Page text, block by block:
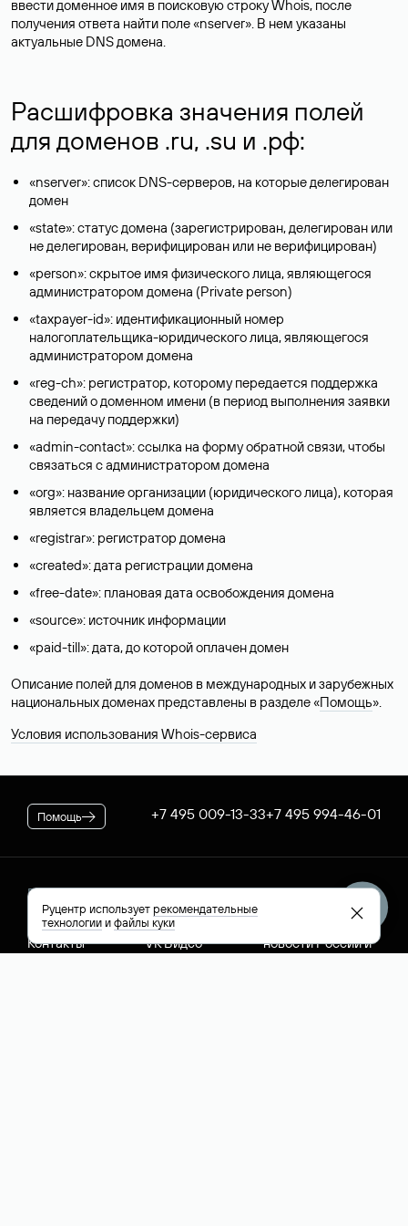
ввести доменное имя в поисковую строку Whois, после
получения ответа найти поле «nserver». В нем указаны
актуальные DNS домена.
Расшифровка значения полей
для доменов .ru, .su и .рф:
«nserver»: список DNS-серверов, на которые делегирован
домен
«state»: статус домена (зарегистрирован, делегирован или
не делегирован, верифицирован или не верифицирован)
«person»: скрытое имя физического лица, являющегося
администратором домена (Privatе person)
«taxpayer-id»: идентификационный номер
налогоплательщика-юридического лица, являющегося
администратором домена
«reg-ch»: регистратор, которому передается поддержка
сведений о доменном имени (в период выполнения заявки
на передачу поддержки)
«admin-contact»: ссылка на форму обратной связи, чтобы
связаться с администратором домена
«org»: название организации (юридического лица), которая
является владельцем домена
«registrar»: регистратор домена
«created»: дата регистрации домена
«free-date»: плановая дата освобождения домена
«source»: источник информации
«paid-till»: дата, до которой оплачен домен
Описание полей для доменов в международных и зарубежных
национальных доменах представлены в разделе «Помощь».
Условия использования Whois-сервиса
Помощь +7 495 009-13-33+7 495 994-46-01
Руцентр
О компании
Контакты
Социальные сети
Вконтакте
VK Видео
Полезное
РБК: последние
новости России и
Руцентр используетрекомендательные
технологииифайлы куки